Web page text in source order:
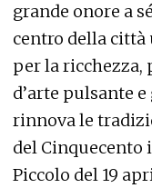
grande onore a
centro della città
per la ricchezza,
d’arte pulsante
rinnova le
del Cinquecento
Piccolo del 19